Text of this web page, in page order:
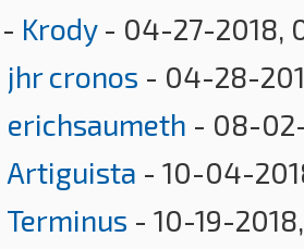
- Krody- 04-27-2018,
jhr cronos - 04-28-
erichsaumeth - 08-
Artiguista - 10-04-
Terminus - 10-19-